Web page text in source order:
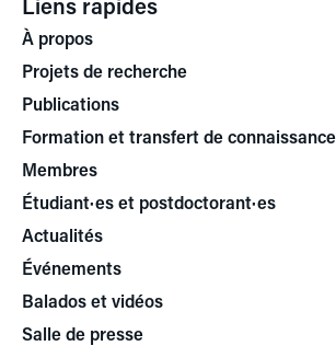
À propos
Projets de recherche
Publications
Formation et transfert de
Membres
Étudiant·es et postdoctorant·es
Actualités
Événements
Balados et vidéos
Salle de presse